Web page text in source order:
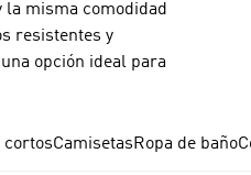
misma comodidad
resistentes y
opción ideal para
cortosCamisetasRopa de baño